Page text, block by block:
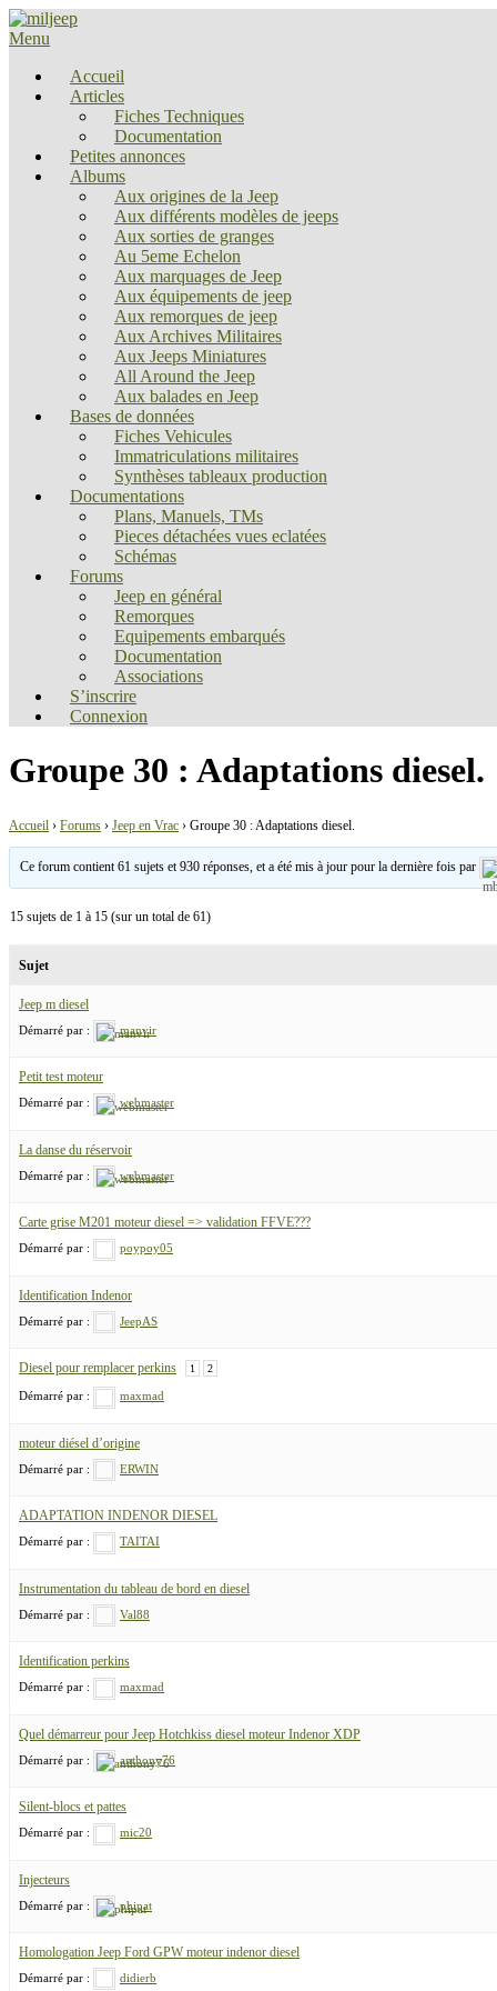
Menu
Accueil
Articles
Fiches Techniques
Documentation
Petites annonces
Albums
Aux origines de la Jeep
Aux différents modèles de jeeps
Aux sorties de granges
Au 5eme Echelon
Aux marquages de Jeep
Aux équipements de jeep
Aux remorques de jeep
Aux Archives Militaires
Aux Jeeps Miniatures
All Around the Jeep
Aux balades en Jeep
Bases de données
Fiches Vehicules
Immatriculations militaires
Synthèses tableaux production
Documentations
Plans, Manuels, TMs
Pieces détachées vues eclatées
Schémas
Forums
Jeep en général
Remorques
Equipements embarqués
Documentation
Associations
S’inscrire
Connexion
Groupe 30 : Adaptations diesel.
Accueil › Forums › Jeep en Vrac › Groupe 30 : Adaptations diesel.
Ce forum contient 61 sujets et 930 réponses, et a été mis à jour pour la dernière fois par
15 sujets de 1 à 15 (sur un total de 61)
Sujet
Jeep m diesel
Démarré par : manvir
Petit test moteur
Démarré par : webmaster
La danse du réservoir
Démarré par : webmaster
Carte grise M201 moteur diesel => validation FFVE???
Démarré par : poypoy05
Identification Indenor
Démarré par : JeepAS
Diesel pour remplacer perkins 1 2
Démarré par : maxmad
moteur diésel d’origine
Démarré par : ERWIN
ADAPTATION INDENOR DIESEL
Démarré par : TAITAI
Instrumentation du tableau de bord en diesel
Démarré par : Val88
Identification perkins
Démarré par : maxmad
Quel démarreur pour Jeep Hotchkiss diesel moteur Indenor XDP
Démarré par : anthony76
Silent-blocs et pattes
Démarré par : mic20
Injecteurs
Démarré par : phipat
Homologation Jeep Ford GPW moteur indenor diesel
Démarré par : didierb